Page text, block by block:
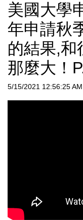
美國大學
年申請秋
的結果,和
那麼大！
5/15/2021 12:56:25 AM